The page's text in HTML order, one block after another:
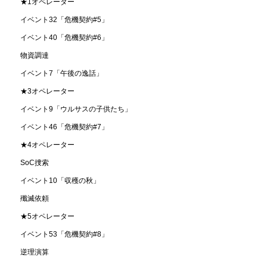
★1オペレーター
イベント32「危機契約#5」
イベント40「危機契約#6」
物資調達
イベント7「午後の逸話」
★3オペレーター
イベント9「ウルサスの子供たち」
イベント46「危機契約#7」
★4オペレーター
SoC捜索
イベント10「収穫の秋」
殲滅依頼
★5オペレーター
イベント53「危機契約#8」
逆理演算